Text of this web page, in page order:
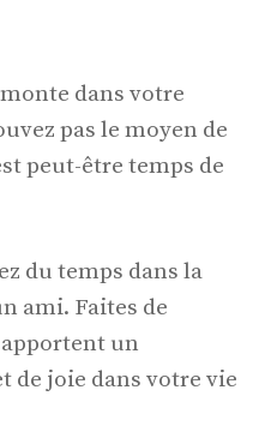
dans votre
pas le moyen de
peut-être temps de
du temps dans la
ami. Faites de
un
de joie dans votre vie